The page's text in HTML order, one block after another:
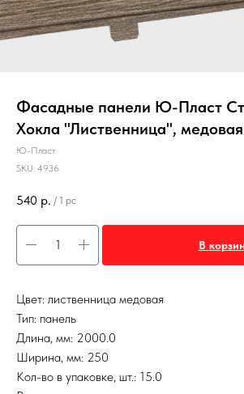
Фасадные панели Ю-Пласт
Хокла "Лиственница", медовая
Ю-Пласт
SKU: 4936
540 р. / 1 pc
В
Цвет: лиственница медовая
Тип: панель
Длина, мм: 2000.0
Ширина, мм: 250
Кол-во в упаковке, шт.: 15.0